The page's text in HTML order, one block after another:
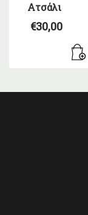
Ατσάλι
€30,00